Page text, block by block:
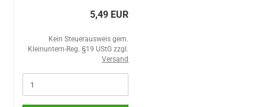
5,49 EUR
Kein Steuerausweis gem.
Kleinuntern-Reg. §19 UStG zzgl.
Versand